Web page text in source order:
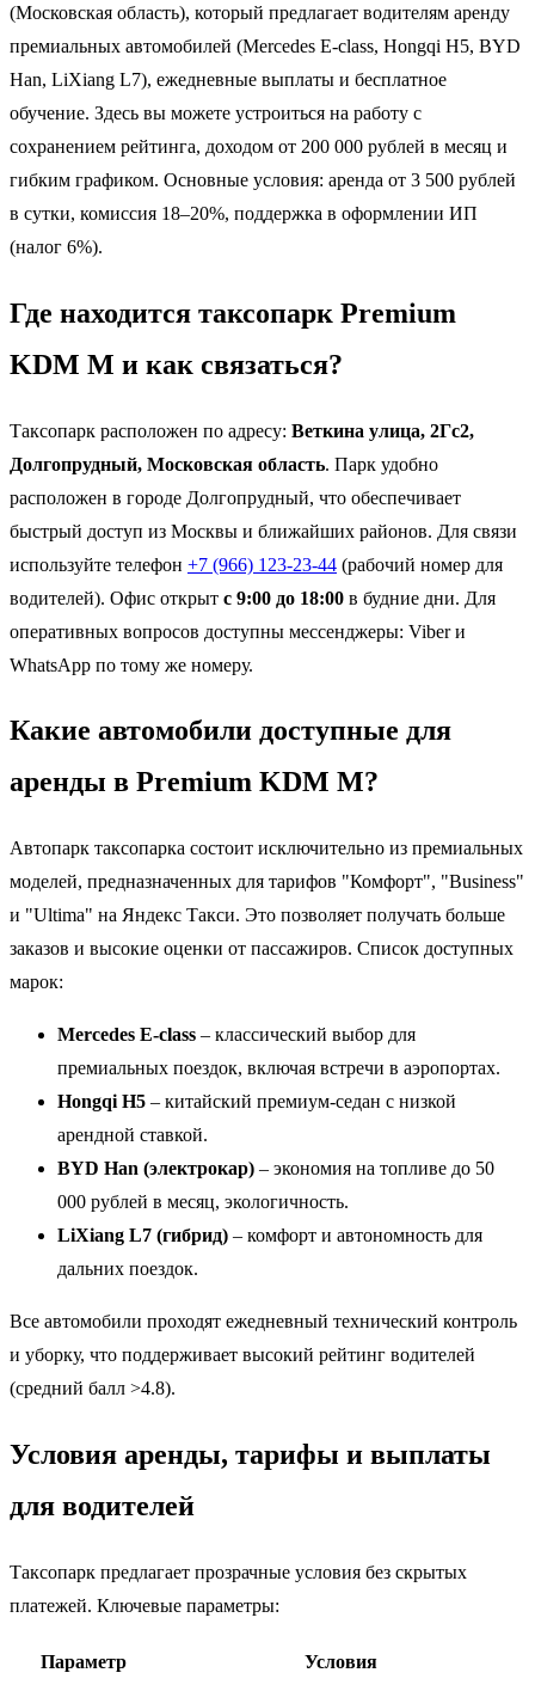
(Московская область), который предлагает водителям аренду
премиальных автомобилей (Mercedes E-class, Hongqi H5, BYD
Han, LiXiang L7), ежедневные выплаты и бесплатное
обучение. Здесь вы можете устроиться на работу с
сохранением рейтинга, доходом от 200 000 рублей в месяц и
гибким графиком. Основные условия: аренда от 3 500 рублей
в сутки, комиссия 18–20%, поддержка в оформлении ИП
(налог 6%).
Где находится таксопарк Premium
KDM M и как связаться?
Таксопарк расположен по адресу: Веткина улица, 2Гс2,
Долгопрудный, Московская область. Парк удобно
расположен в городе Долгопрудный, что обеспечивает
быстрый доступ из Москвы и ближайших районов. Для связи
используйте телефон +7 (966) 123-23-44 (рабочий номер для
водителей). Офис открыт с 9:00 до 18:00 в будние дни. Для
оперативных вопросов доступны мессенджеры: Viber и
WhatsApp по тому же номеру.
Какие автомобили доступные для
аренды в Premium KDM M?
Автопарк таксопарка состоит исключительно из премиальных
моделей, предназначенных для тарифов "Комфорт", "Business"
и "Ultima" на Яндекс Такси. Это позволяет получать больше
заказов и высокие оценки от пассажиров. Список доступных
марок:
Mercedes E-class – классический выбор для
премиальных поездок, включая встречи в аэропортах.
Hongqi H5 – китайский премиум-седан с низкой
арендной ставкой.
BYD Han (электрокар) – экономия на топливе до 50
000 рублей в месяц, экологичность.
LiXiang L7 (гибрид) – комфорт и автономность для
дальних поездок.
Все автомобили проходят ежедневный технический контроль
и уборку, что поддерживает высокий рейтинг водителей
(средний балл >4.8).
Условия аренды, тарифы и выплаты
для водителей
Таксопарк предлагает прозрачные условия без скрытых
платежей. Ключевые параметры:
Параметр Условия